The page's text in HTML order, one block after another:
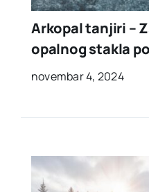
Arkopal tanjiri –
opalnog stakla
novembar 4, 2024